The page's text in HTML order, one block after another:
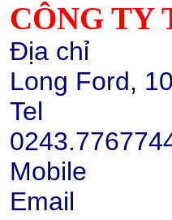
Gia keo bề mặt Basoplast 7305
Chi tiết Mua hàng
CÔNG TY
Địa chỉ :
Long Ford,
Tel :
Email :